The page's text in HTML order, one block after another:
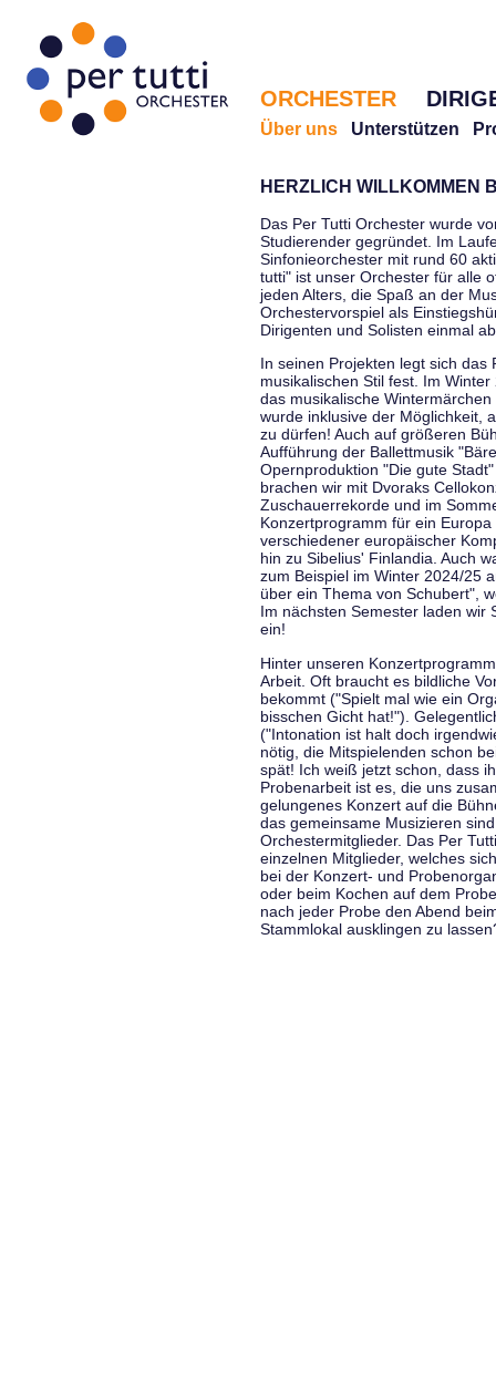
ORCHESTER
Über uns Unterstützen
HERZLICH WILLKOMMEN
Das Per Tutti Orchester wurde
Studierender gegründet. Im
Sinfonieorchester mit rund 60
tutti" ist unser Orchester für alle
jeden Alters, die Spaß an der
Orchestervorspiel als
Dirigenten und Solisten einmal
In seinen Projekten legt sich das
musikalischen Stil fest. Im
das musikalische
wurde inklusive der Möglichkeit,
zu dürfen! Auch auf größeren
Aufführung der Ballettmusik
Opernproduktion "Die gute
brachen wir mit Dvoraks
Zuschauerrekorde und im
Konzertprogramm für ein
verschiedener europäischer
hin zu Sibelius' Finlandia. Auch
zum Beispiel im Winter 2024/25
über ein Thema von Schubert",
Im nächsten Semester laden wir
ein!
Hinter unseren
Arbeit. Oft braucht es bildliche
bekommt ("Spielt mal wie ein
bisschen Gicht hat!").
("Intonation ist halt doch
nötig, die Mitspielenden schon
spät! Ich weiß jetzt schon, dass
Probenarbeit ist es, die uns
gelungenes Konzert auf die
das gemeinsame Musizieren
Orchestermitglieder. Das Per
einzelnen Mitglieder, welches
bei der Konzert- und
oder beim Kochen auf dem
nach jeder Probe den Abend
Stammlokal ausklingen zu